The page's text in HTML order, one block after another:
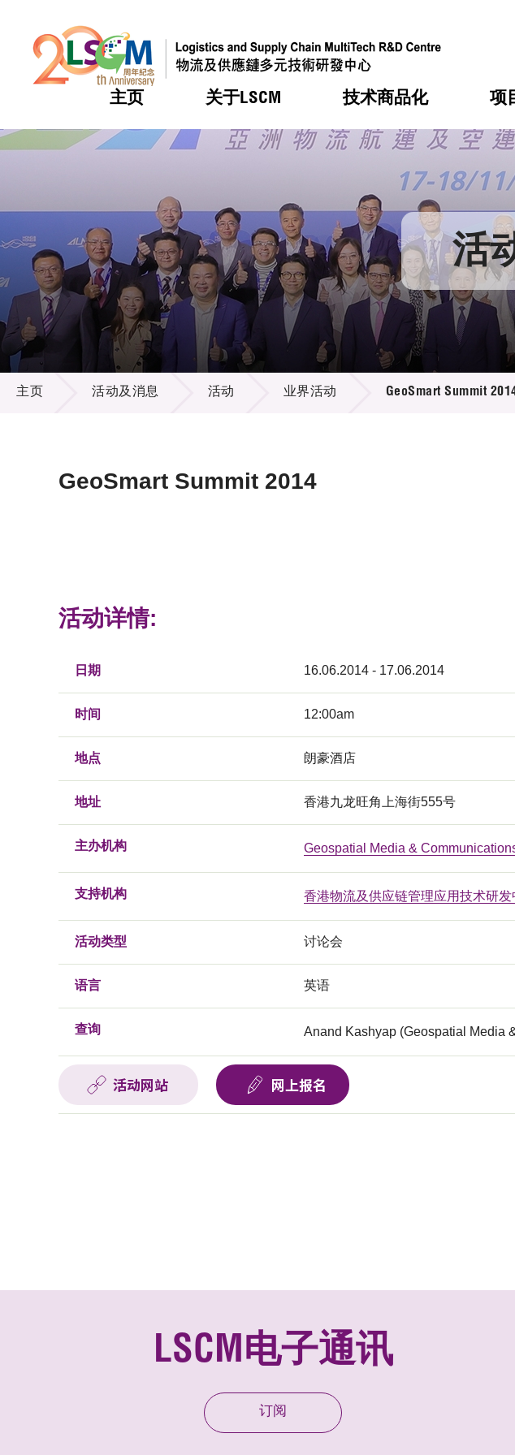
主页 关于LSCM
热门 机构简介
组织架构
组织架构
董事局
研究顾问
招标通告
技术商品化
热门 服务
可获授权之技术
应用于公共服务之创新技术
重点项目
项
热门 合作计划
资助计划
资助计划
税务优惠
申请
评审
征求研发项目计划书
项目资料库
热门 活动
奖项
新闻中心
媒体报导
新闻稿
资讯中心
多媒体
出版刊物
热门 会籍及服务
会员列表
会员登入 活
活动及消息
主页 活动及消息 活动 业界活动 GeoSmart Summit
GeoSmart Summit 2014
活动详情:
日期 16.06.2014 - 17.06.2014
时间 12:00am
地点 朗豪酒店
地址 香港九龙旺角上海街555号
主办机构 Geospatial Media &
支持机构 香港物流及供应链管理应用技术研发
活动类型 讨论会
语言 英语
查询 Anand Kashyap (Geospatial Media
活动网站 网上报名
LSCM电子通讯
订阅